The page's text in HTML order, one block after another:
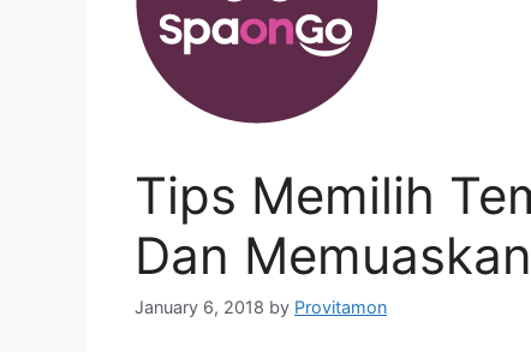
Tips Memilih
Dan Memuaskan
January 6, 2018 by Provitamon